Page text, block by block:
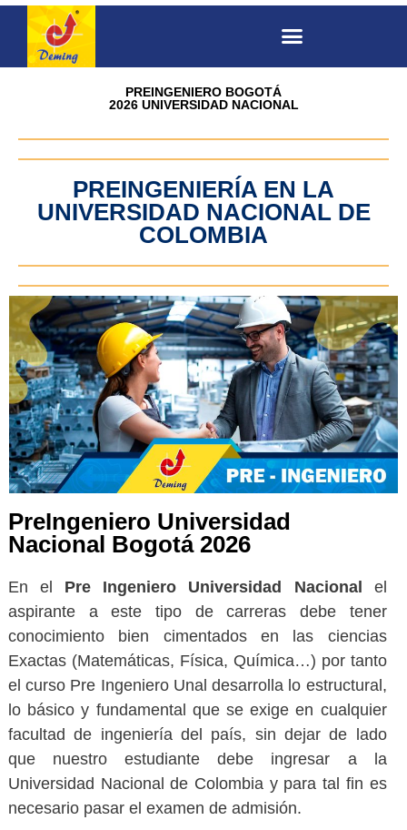
PREINGENIERO BOGOTÁ
2026 UNIVERSIDAD NACIONAL
PREINGENIERÍA EN LA
UNIVERSIDAD NACIONAL DE
COLOMBIA
PreIngeniero Universidad
Nacional Bogotá 2026
En el Pre Ingeniero Universidad Nacional el
aspirante a este tipo de carreras debe tener
conocimiento bien cimentados en las ciencias
Exactas (Matemáticas, Física, Química…) por tanto
el curso Pre Ingeniero Unal desarrolla lo estructural,
lo básico y fundamental que se exige en cualquier
facultad de ingeniería del país, sin dejar de lado
que nuestro estudiante debe ingresar a la
Universidad Nacional de Colombia y para tal fin es
necesario pasar el examen de admisión.